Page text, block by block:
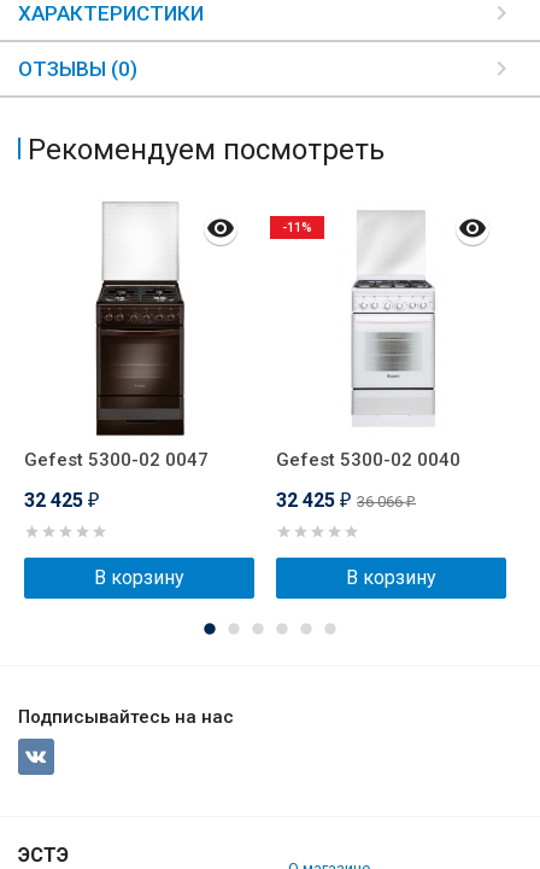
ХАРАКТЕРИСТИКИ
ОТЗЫВЫ (0)
Рекомендуем посмотреть
Gefest 5300-02 0047
32 425 ₽
В корзину
Gefest 5300-02 0040
32 425 ₽ 36 066₽
В корзину
-11%
Подписывайтесь на нас
ЭСТЭ